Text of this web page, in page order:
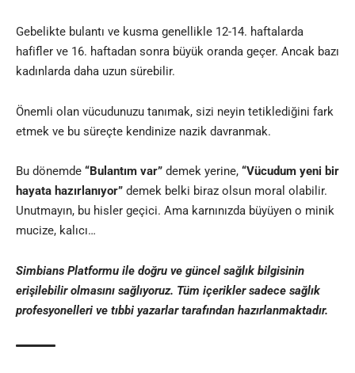
Gebelikte bulantı ve kusma genellikle 12-14. haftalarda
hafifler ve 16. haftadan sonra büyük oranda geçer. Ancak bazı
kadınlarda daha uzun sürebilir.
Önemli olan vücudunuzu tanımak, sizi neyin tetiklediğini fark
etmek ve bu süreçte kendinize nazik davranmak.
Bu dönemde “Bulantım var” demek yerine, “Vücudum yeni bir
hayata hazırlanıyor” demek belki biraz olsun moral olabilir.
Unutmayın, bu hisler geçici. Ama karnınızda büyüyen o minik
mucize, kalıcı…
Simbians Platformu ile doğru ve güncel sağlık bilgisinin
erişilebilir olmasını sağlıyoruz. Tüm içerikler sadece sağlık
profesyonelleri ve tıbbi yazarlar tarafından hazırlanmaktadır.